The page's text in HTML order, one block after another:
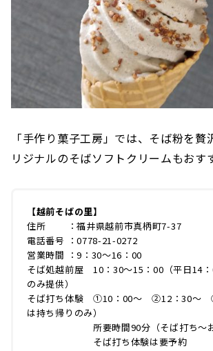
「手作り菓子工房」では、そば粉を贅
リジナルのそばソフトクリームもおす
【越前そばの里】
住所 ：福井県越前市真柄町7-37
電話番号 ：0778-21-0272
営業時間 ：9：30～16：00
そば処越前屋 10：30～15：00（平日14
のみ提供）
そば打ち体験 ①10：00～ ②12：30～
は持ち帰りのみ）
所要時間90分（そば打ち～お食
そば打ち体験は要予約